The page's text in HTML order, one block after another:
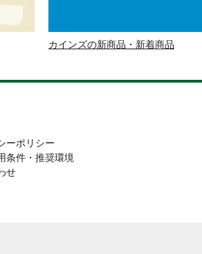
カインズの新商品・新着商品
ーポリシー
条件・推奨環境
せ